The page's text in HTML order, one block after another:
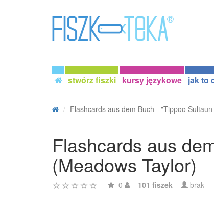
stwórz fiszki kursy językowe jak to
Flashcards aus dem Buch - "Tippoo
Flashcards aus
(Meadows Taylor)
0 101 fiszek brak